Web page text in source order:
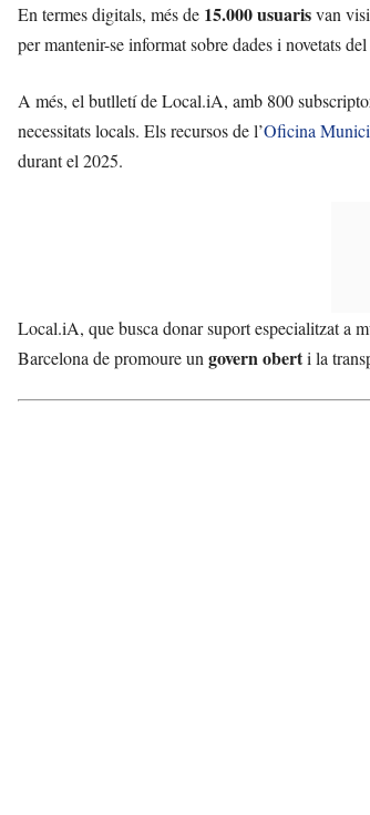
En termes digitals, més de 15.000 usuarisvan
per mantenir-se informat sobre dades i novetats del
A més, el butlletí de Local.iA, amb 800
necessitats locals. Els recursos de l’Oficina
durant el 2025.
Local.iA, que busca donar suport especialitzat a
Barcelona de promoure ungovern oberti la